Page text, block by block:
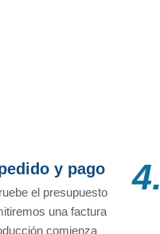
y pago
el presupuesto
una factura
comienza
4.